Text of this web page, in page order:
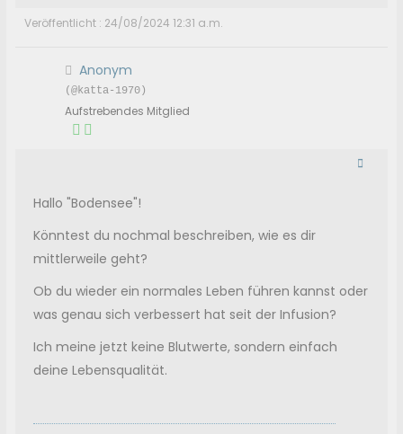
Veröffentlicht : 24/08/2024 12:31 a.m.
Anonym
(@katta-1970)
Aufstrebendes Mitglied
Hallo "Bodensee"!
Könntest du nochmal beschreiben, wie es dir
mittlerweile geht?
Ob du wieder ein normales Leben führen kannst oder
was genau sich verbessert hat seit der Infusion?
Ich meine jetzt keine Blutwerte, sondern einfach
deine Lebensqualität.